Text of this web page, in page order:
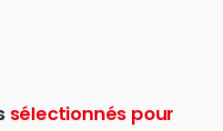
sélectionnés pour